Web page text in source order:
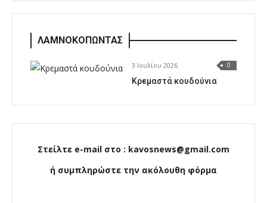
ΛΑΜΝΟΚΟΠΩΝΤΑΣ
3 Ιουλίου 2026 0
Κρεμαστά κουδούνια
Στείλτε e-mail στο : kavosnews@gmail.com
ή συμπληρώστε την ακόλουθη φόρμα